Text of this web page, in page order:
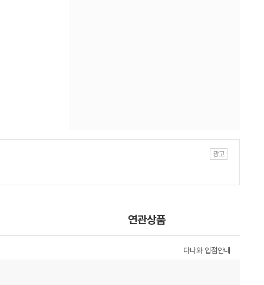
연관상품
다나와 입점안내